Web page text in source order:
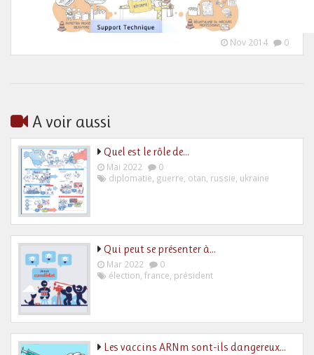
Nov 2014 0
A voir aussi
Quel est le rôle de…
Mai 2022
0
diplomatie guerre otan russie ukraine
Qui peut se présenter à…
Mar 2022
0
élection france président
Les vaccins ARNm sont-ils dangereux…